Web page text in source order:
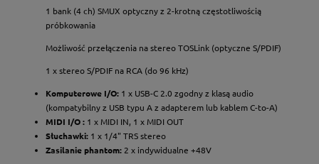
1 bank (4 ch) SMUX optyczny z 2-krotną częstotliwością
próbkowania
Możliwość przełączenia na stereo TOSLink (optyczne S/PDIF)
1 x stereo S/PDIF na RCA (do 96 kHz)
Komputerowe I/O: 1 x USB-C 2.0 zgodny z klasą audio
(kompatybilny z USB typu A z adapterem lub kablem C-to-A)
MIDI I/O : 1 x MIDI IN, 1 x MIDI OUT
Słuchawki: 1 x 1/4" TRS stereo
Zasilanie phantom: 2 x indywidualne +48V